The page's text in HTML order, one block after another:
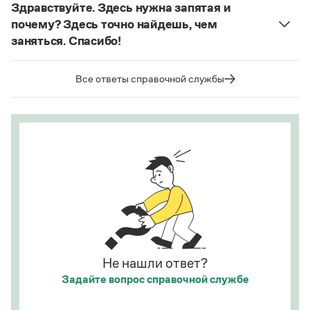
Научпоп
Все книги
(термин из справочника по пунктуации
Д. Э. Розенталя).Он готов был отдать ей всё,
что имел— сложноподчиненное местоименно-
соотносительное предложение с
соотносительным словомвсё.
Страница ответа
Здравствуйте. Здесь нужна запятая и
почему? Здесь точно найдешь, чем
заняться. Спасибо!
Запятая нужна, она отделяет части
сложноподчиненного предложения (придаточная
Все ответы справочной службы
Не нашли ответ?
Задайте вопроссправочной службе